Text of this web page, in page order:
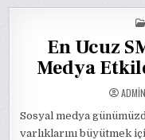
En Ucuz
Medya
ADMIN
Sosyal medya
varlıklarını büyütmek